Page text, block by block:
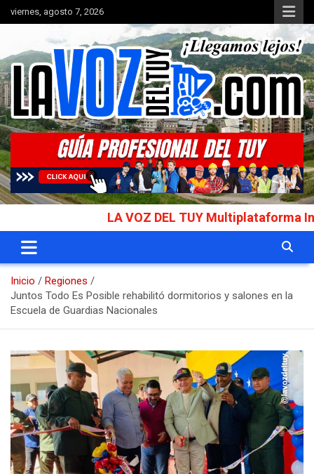
Saltar
al
viernes, agosto 7, 2026
La Voz del Tuy
Portal de noticias
LA VOZ DEL TUY Multiplataforma
Inicio
Regiones
Juntos Todo Es Posible rehabilitó dormitorios y salones en la
Escuela de Guardias Nacionales